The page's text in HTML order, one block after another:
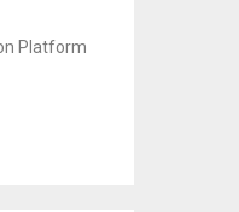
Platform